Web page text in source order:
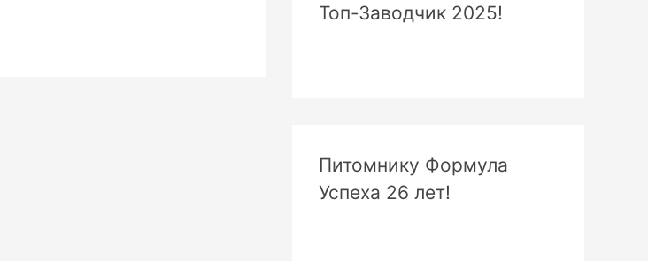
Топ-Заводчик 2025!
Питомнику Формула
Успеха 26 лет!